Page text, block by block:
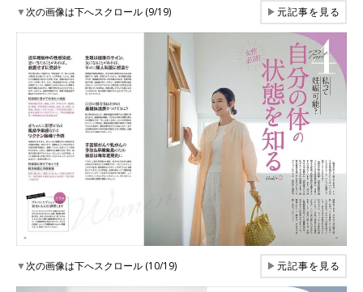
▼次の画像は下へスクロール (9/19) ▶元記事を見る
▼次の画像は下へスクロール (10/19) ▶元記事を見る